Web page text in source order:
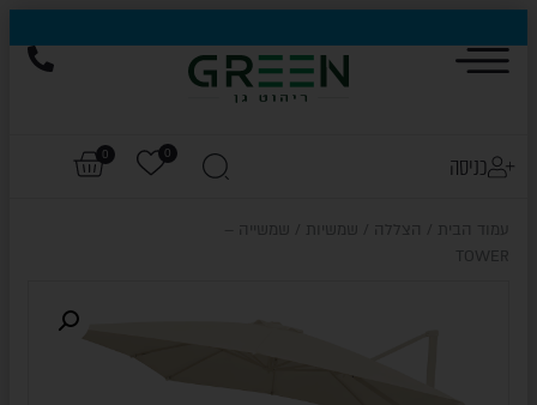
הייגולד- המותג שכבש את עולם החוץ, עכשיו בהנחות של עד 50%
כניסה 0
0
עמוד הבית הצללה שמשיות
/ שמשייה –
TOWER